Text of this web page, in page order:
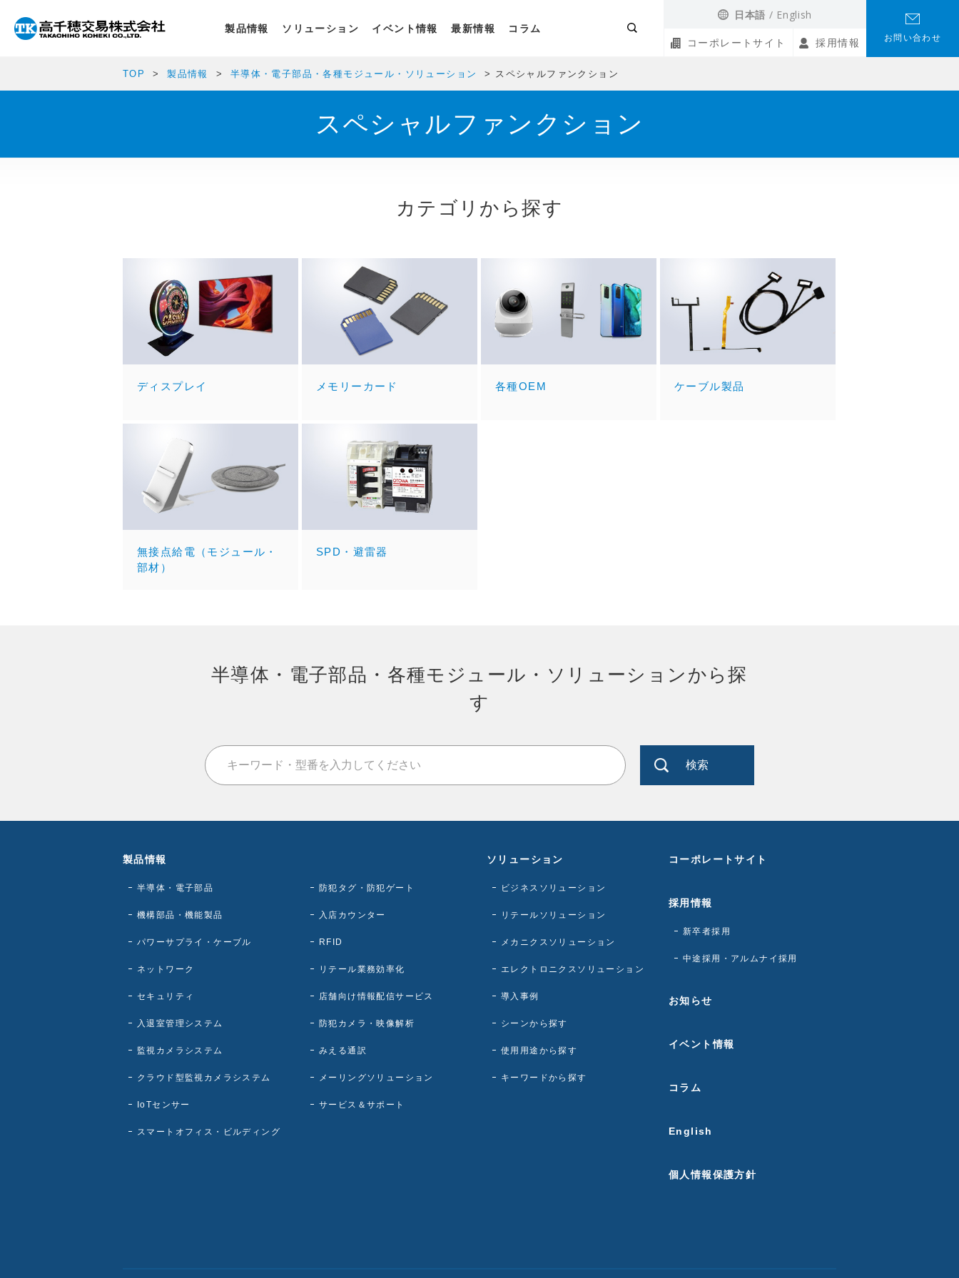
製品情報 ソリューション イベント情報 最新情報 コラム
日本語 English
コーポレートサイト 採用情報 お問い合わせ
TOP 製品情報 半導体・電子部品・各種モジュール・ソリューション スペシャルファンクション
スペシャルファンクション
カテゴリから探す
ディスプレイ メモリーカード 各種OEM ケーブル製品
無接点給電（モジュール・
部材）
SPD・避雷器
半導体・電子部品・各種モジュール・ソリューションから探
す
検索
製品情報
半導体・電子部品
機構部品・機能製品
パワーサプライ・ケーブル
ネットワーク
セキュリティ
入退室管理システム
監視カメラシステム
クラウド型監視カメラシステム
IoTセンサー
スマートオフィス・ビルディング
防犯タグ・防犯ゲート
入店カウンター
RFID
リテール業務効率化
店舗向け情報配信サービス
防犯カメラ・映像解析
みえる通訳
メーリングソリューション
サービス＆サポート
ソリューション
ビジネスソリューション
リテールソリューション
メカニクスソリューション
エレクトロニクスソリューション
導入事例
シーンから探す
使用用途から探す
キーワードから探す
コーポレートサイト
採用情報
新卒者採用
中途採用・アルムナイ採用
お知らせ
イベント情報
コラム
English
個人情報保護方針